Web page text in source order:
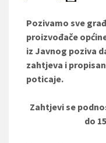
Pozivamo sve
proizvođače
iz Javnog poziva
zahtjeva i
poticaje.
Zahtjevi se
do